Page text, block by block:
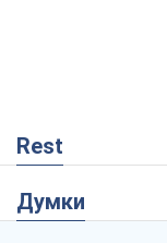
Rest
Думки